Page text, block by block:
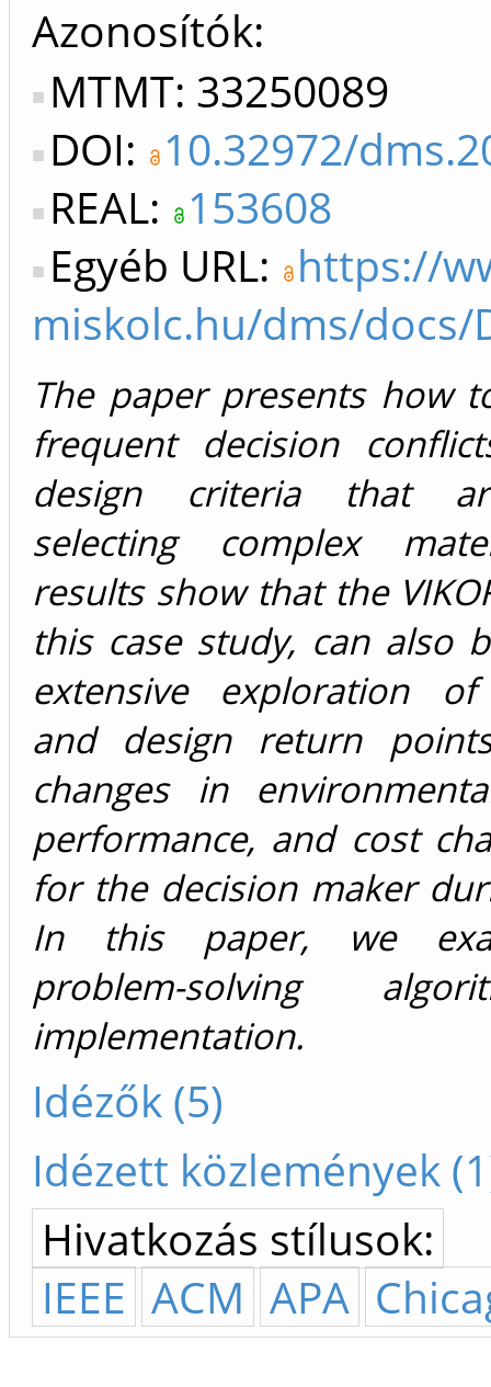
Azonosítók
MTMT: 33250089
DOI: 10.32972/
REAL: 153608
Egyéb URL: https://
miskolc.hu/dms/docs/
The paper presents how
frequent decision
design criteria that
selecting complex
results show that the
this case study, can also
extensive exploration
and design return
changes in
performance, and cost
for the decision maker
In this paper, we
problem-solving
implementation.
Idézők (5)
Idézett közlemények
Hivatkozás stílusok:
IEEE ACM APA